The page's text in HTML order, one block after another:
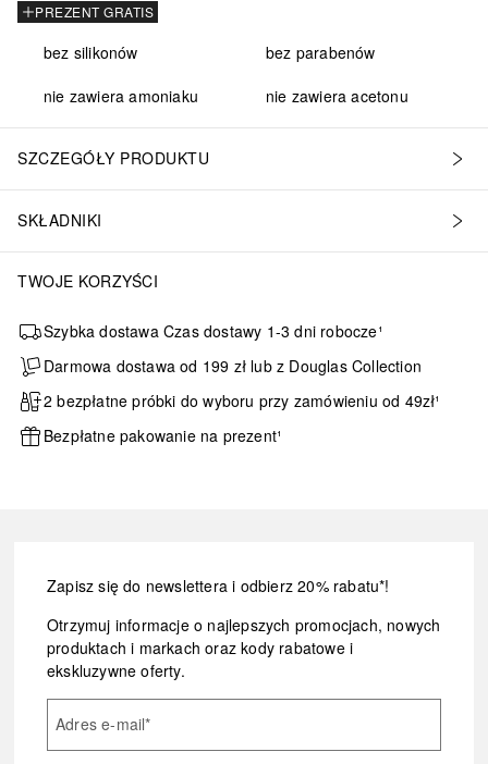
PREZENT GRATIS
bez silikonów
bez parabenów
nie zawiera amoniaku
nie zawiera acetonu
SZCZEGÓŁY PRODUKTU
SKŁADNIKI
TWOJE KORZYŚCI
Szybka dostawa Czas dostawy 1-3 dni robocze¹
Darmowa dostawa od 199 zł lub z Douglas Collection
2 bezpłatne próbki do wyboru przy zamówieniu od 49zł¹
Bezpłatne pakowanie na prezent¹
Zapisz się do newslettera i odbierz 20% rabatu*!
Otrzymuj informacje o najlepszych promocjach, nowych
produktach i markach oraz kody rabatowe i
ekskluzywne oferty.
Adres e-mail*